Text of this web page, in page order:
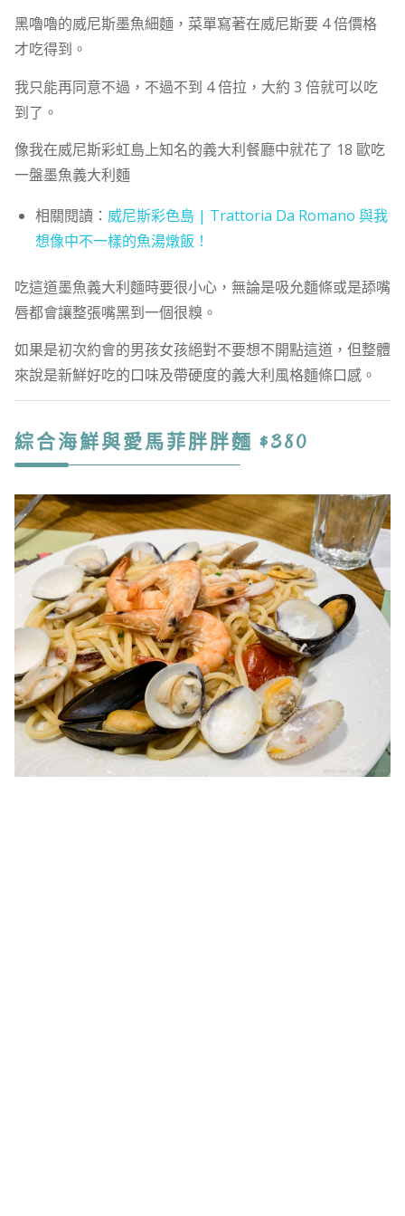
黑嚕嚕的威尼斯墨魚細麵，菜單寫著在威尼斯要 4 倍價格
才吃得到。
我只能再同意不過，不過不到 4 倍拉，大約 3 倍就可以吃
到了。
像我在威尼斯彩虹島上知名的義大利餐廳中就花了 18 歐吃
一盤墨魚義大利麵
相關閱讀： 威尼斯彩色島 | Trattoria Da Romano 與我
想像中不一樣的魚湯燉飯！
吃這道墨魚義大利麵時要很小心，無論是吸允麵條或是舔嘴
唇都會讓整張嘴黑到一個很糗。
如果是初次約會的男孩女孩絕對不要想不開點這道，但整體
來說是新鮮好吃的口味及帶硬度的義大利風格麵條口感。
綜合海鮮與愛馬菲胖胖麵 $380